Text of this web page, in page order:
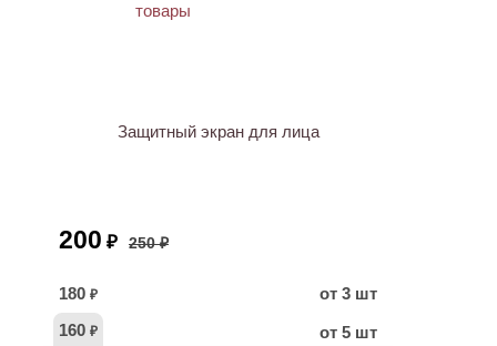
Защитный экран для лица
200 ₽ 250 ₽
180 ₽
от 3 шт
160 ₽ от 5 шт